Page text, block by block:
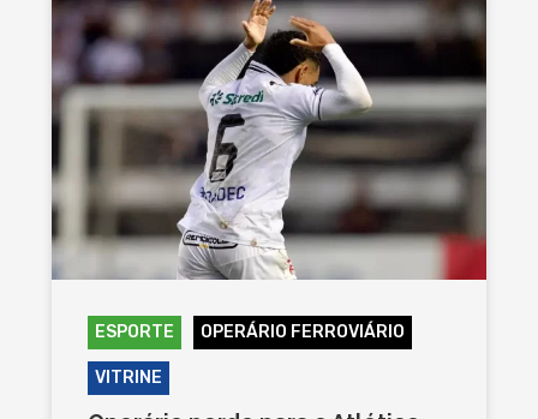
ESPORTE OPERÁRIO FERROVIÁRIO
VITRINE